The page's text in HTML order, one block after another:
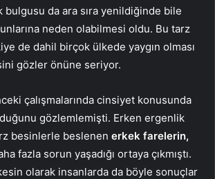
bulgusu da ara sıra yenildiğinde bile
neden olabilmesi oldu. Bu tarz
de dahil birçok ülkede yaygın olması
gözler önüne seriyor.
çalışmalarında cinsiyet konusunda
gözlemlemişti. Erken ergenlik
besinlerle beslenen erkek farelerin,
fazla sorun yaşadığı ortaya çıkmıştı.
olarak insanlarda da böyle sonuçlar